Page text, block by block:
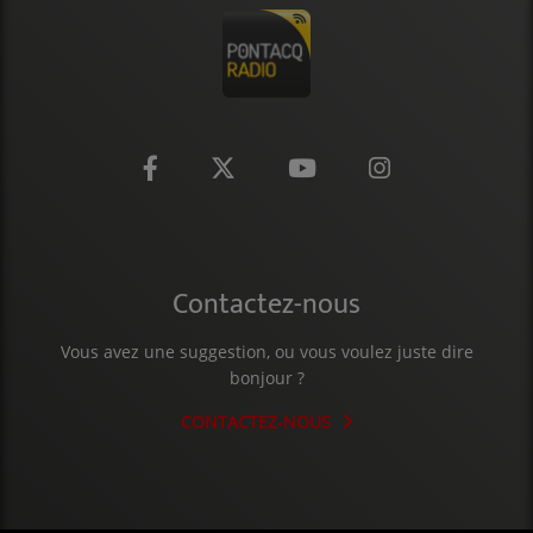
Contactez-nous
Vous avez une suggestion, ou vous voulez juste dire
bonjour ?
CONTACTEZ-NOUS